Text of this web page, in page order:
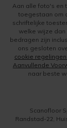
Aan alle foto's en
toegestaan om
schriftelijke
welke wijze
bedragen zijn
ons gesloten
cookie
Aanvullende
naar beste
Scanofloor
Randstad-22,